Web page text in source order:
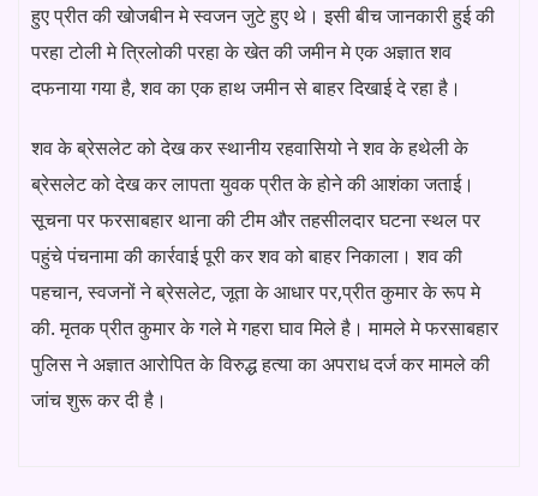
हुए प्रीत की खोजबीन मे स्वजन जुटे हुए थे। इसी बीच जानकारी हुई की
परहा टोली मे त्रिलोकी परहा के खेत की जमीन मे एक अज्ञात शव
दफनाया गया है, शव का एक हाथ जमीन से बाहर दिखाई दे रहा है।
शव के ब्रेसलेट को देख कर स्थानीय रहवासियो ने शव के हथेली के
ब्रेसलेट को देख कर लापता युवक प्रीत के होने की आशंका जताई।
सूचना पर फरसाबहार थाना की टीम और तहसीलदार घटना स्थल पर
पहुंचे पंचनामा की कार्रवाई पूरी कर शव को बाहर निकाला। शव की
पहचान, स्वजनों ने ब्रेसलेट, जूता के आधार पर,प्रीत कुमार के रूप मे
की. मृतक प्रीत कुमार के गले मे गहरा घाव मिले है। मामले मे फरसाबहार
पुलिस ने अज्ञात आरोपित के विरुद्ध हत्या का अपराध दर्ज कर मामले की
जांच शुरू कर दी है।